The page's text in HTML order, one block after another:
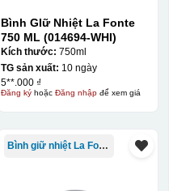
Bình GIữ Nhiệt La Fonte
750 ML (014694-WHI)
Kích thước: 750ml
TG sản xuất: 10 ngày
5**.000 ₫
Đăng kýhoặc Đăng nhậpđể xem giá
Bình giữ nhiệt La Fonte